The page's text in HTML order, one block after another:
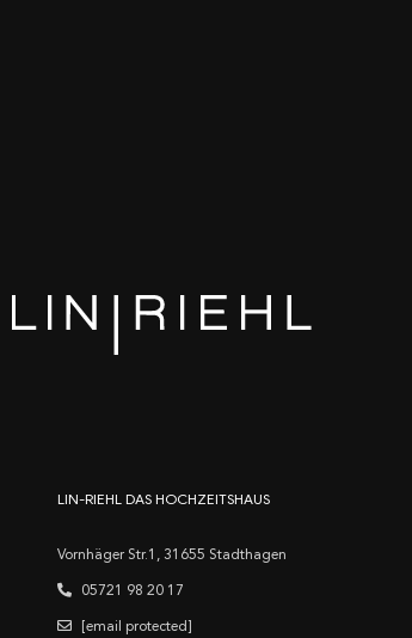
LIN-RIEHL DAS HOCHZEITSHAUS
Vornhäger Str.1, 31655 Stadthagen
05721 98 20 17
[email protected]